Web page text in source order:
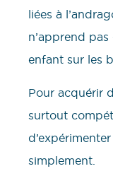
liées à
n’apprend
enfant sur les
Pour acquérir
surtout
simplement.